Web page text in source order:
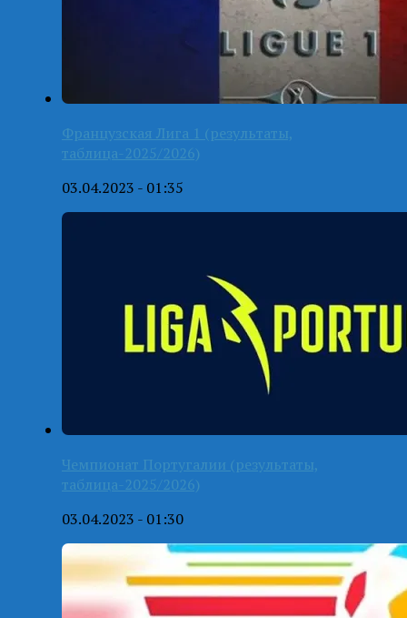
Французская Лига 1 (результаты,
таблица-2025/2026)
03.04.2023 - 01:35
Чемпионат Португалии (результаты,
таблица-2025/2026)
03.04.2023 - 01:30